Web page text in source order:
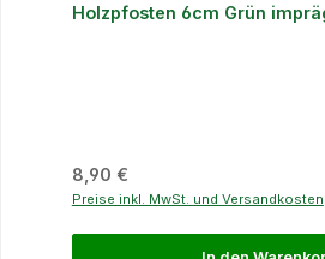
Holzpfosten 6cm Grün
Regulärer Preis:
8,90 €
Preise inkl. MwSt. und Versandkosten